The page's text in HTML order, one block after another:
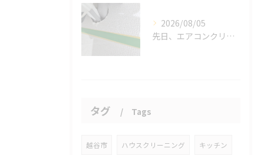
2026/08/05
先日、エアコンクリーニングにお伺いした際、お客様がエアコンの...
タグ Tags
越谷市 ハウスクリーニング キッチン